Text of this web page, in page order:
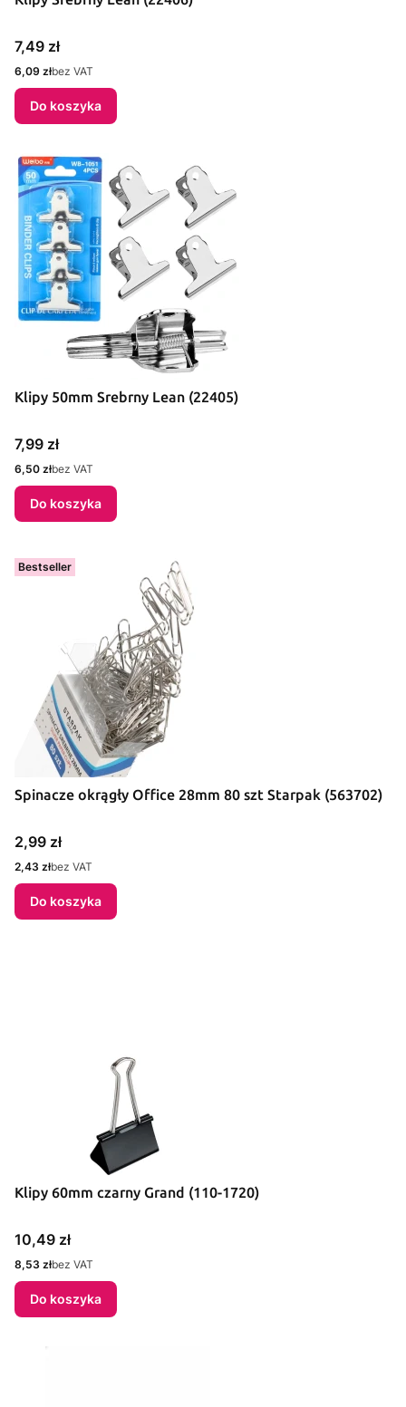
Cena
7,49 zł
Cena
6,09 złbez VAT
Do koszyka
Klipy 50mm Srebrny Lean (22405)
Cena
7,99 zł
Cena
6,50 złbez VAT
Do koszyka
Bestseller
Spinacze okrągły Office 28mm 80 szt Starpak (563702)
Cena
2,99 zł
Cena
2,43 złbez VAT
Do koszyka
Klipy 60mm czarny Grand (110-1720)
Cena
10,49 zł
Cena
8,53 złbez VAT
Do koszyka